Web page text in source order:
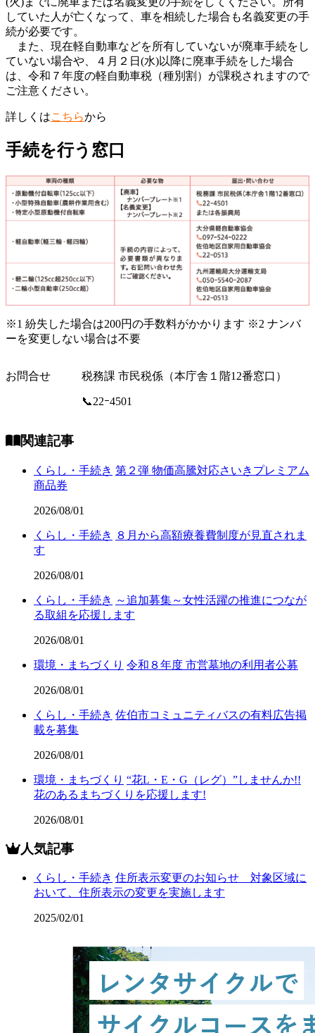
していた人が亡くなって、車を相続した場合も名義変更の手
続が必要です。
また、現在軽自動車などを所有していないが廃車手続をし
ていない場合や、４月２日(水)以降に廃車手続をした場合
は、令和７年度の軽自動車税（種別割）が課税されますので
ご注意ください。
詳しくはこちらから
手続を行う窓口
※1 紛失した場合は200円の手数料がかかります ※2 ナンバ
ーを変更しない場合は不要
お問合せ 税務課 市民税係（本庁舎１階12番窓口）
📞22ｰ4501
関連記事
くらし・手続き 第２弾 物価高騰対応さいきプレミアム
商品券
2026/08/01
くらし・手続き ８月から高額療養費制度が見直されま
す
2026/08/01
くらし・手続き ～追加募集～女性活躍の推進につなが
る取組を応援します
2026/08/01
環境・まちづくり 令和８年度 市営墓地の利用者公募
2026/08/01
くらし・手続き 佐伯市コミュニティバスの有料広告掲
載を募集
2026/08/01
環境・まちづくり “花L・E・G（レグ）”しませんか!!
花のあるまちづくりを応援します!
2026/08/01
人気記事
くらし・手続き 住所表示変更のお知らせ 対象区域に
おいて、住所表示の変更を実施します
2025/02/01